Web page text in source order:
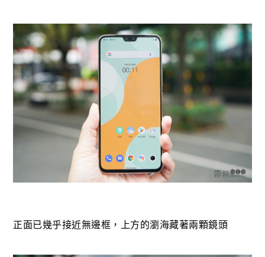
正面已幾乎接近無邊框，上方的瀏海藏著兩顆鏡頭